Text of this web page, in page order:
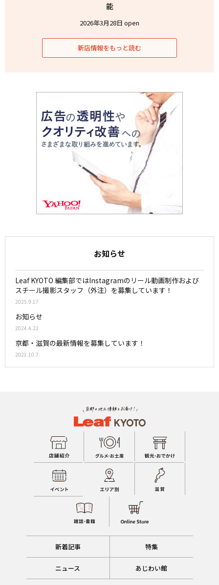
能
2026年3月28日 open
新店情報をもっと読む
お知らせ
Leaf KYOTO 編集部ではInstagramのリール動画制作および
スチール撮影スタッフ（外注）を募集しています！
2025.9.17
お知らせ
2024.4.22
京都・滋賀の最新情報を募集しています！
2021.10.7
新着記事 特集
ニュース あじわい館